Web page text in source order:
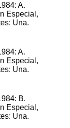
A.
Especial,
Una.
A.
Especial,
Una.
B.
Especial,
Una.